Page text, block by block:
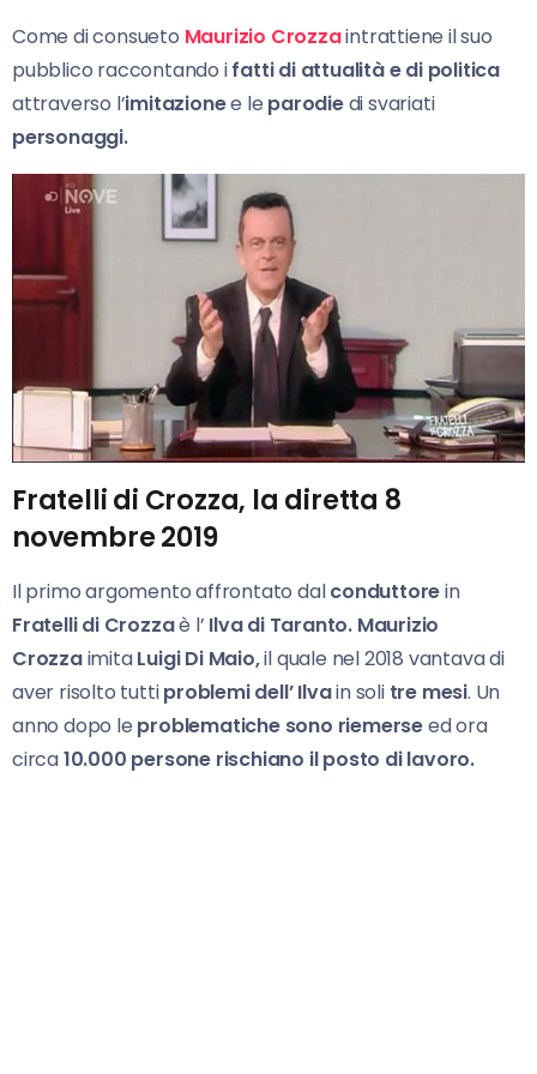
Come di consueto Maurizio Crozzaintrattiene il suo
pubblico raccontando ifatti di attualità e di politica
attraverso l’imitazionee le parodiedi svariati
personaggi.
Fratelli di Crozza, la diretta 8
novembre 2019
Il primo argomento affrontato dalconduttorein
Fratelli di Crozzaè l’ Ilva di Taranto. Maurizio
CrozzaimitaLuigi Di Maio,il quale nel 2018 vantava di
aver risolto tuttiproblemi dell’ Ilvain soli tre mesi. Un
anno dopo le problematiche sono riemerseed ora
circa10.000 persone rischiano il posto di lavoro.